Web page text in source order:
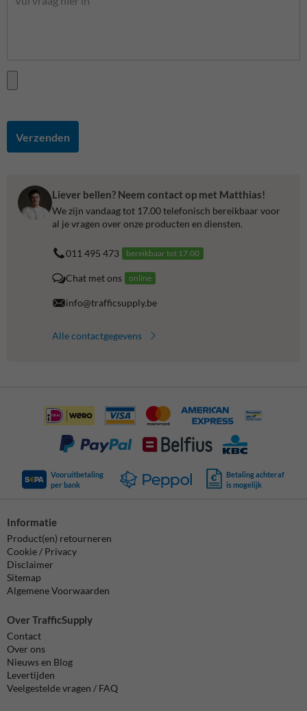
Verzenden
Liever bellen? Neem contact op met Matthias!
We zijn vandaag tot 17.00 telefonisch bereikbaar voor
al je vragen over onze producten en diensten.
011 495 473 bereikbaar tot 17.00
Chat met ons online
info@trafficsupply.be
Alle contactgegevens
Vooruitbetaling
per bank
Betaling achteraf
is mogelijk
Informatie
Product(en) retourneren
Cookie / Privacy
Disclaimer
Sitemap
Algemene Voorwaarden
Over TrafficSupply
Contact
Over ons
Nieuws en Blog
Levertijden
Veelgestelde vragen / FAQ